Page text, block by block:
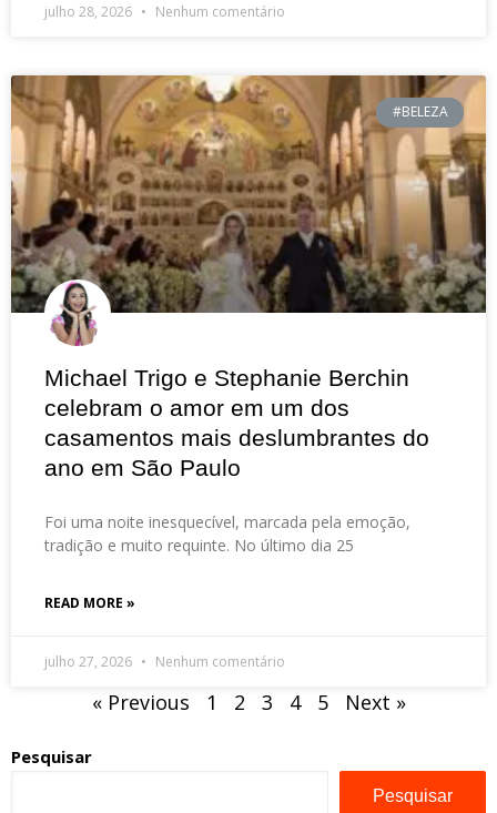
julho 28, 2026 Nenhum comentário
#BELEZA
Michael Trigo e Stephanie Berchin
celebram o amor em um dos
casamentos mais deslumbrantes do
ano em São Paulo
Foi uma noite inesquecível, marcada pela emoção,
tradição e muito requinte. No último dia 25
READ MORE »
julho 27, 2026 Nenhum comentário
« Previous 1 2 3 4 5 Next »
Pesquisar
Pesquisar